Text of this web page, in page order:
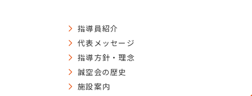
指導員紹介
代表メッセージ
指導方針・理念
誠空会の歴史
施設案内